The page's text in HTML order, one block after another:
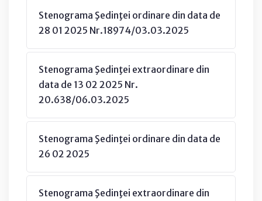
Stenograma Şedinţei ordinare din data de
28 01 2025 Nr.18974/03.03.2025
Stenograma Şedinţei extraordinare din
data de 13 02 2025 Nr.
20.638/06.03.2025
Stenograma Şedinţei ordinare din data de
26 02 2025
Stenograma Şedinţei extraordinare din